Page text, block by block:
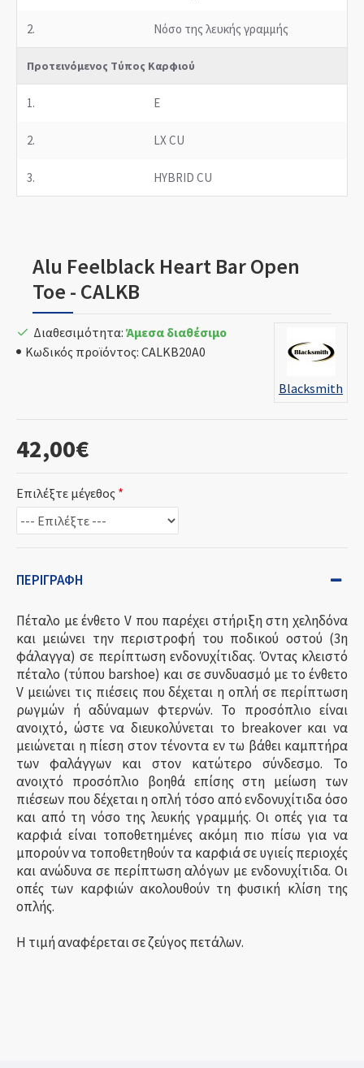
2. Νόσο της λευκής γραμμής
Προτεινόμενος Τύπος Καρφιού
1. E
2. LX CU
3. HYBRID CU
Alu Feelblack Heart Bar Open
Toe - CALKB
42,00€
Διαθεσιμότητα: Άμεσα διαθέσιμο
Κωδικός προϊόντος: CALKB20A0
Blacksmith
Επιλέξτε μέγεθος
ΠΕΡΙΓΡΑΦΉ
Πέταλο με ένθετο V που παρέχει στήριξη στη χεληδόνα
και μειώνει την περιστροφή του ποδικού οστού (3η
φάλαγγα) σε περίπτωση ενδονυχίτιδας. Όντας κλειστό
πέταλο (τύπου barshoe) και σε συνδυασμό με το ένθετο
V μειώνει τις πιέσεις που δέχεται η οπλή σε περίπτωση
ρωγμών ή αδύναμων φτερνών. Το προσόπλιο είναι
ανοιχτό, ώστε να διευκολύνεται το breakover και να
μειώνεται η πίεση στον τένοντα εν τω βάθει καμπτήρα
των φαλάγγων και στον κατώτερο σύνδεσμο. Το
ανοιχτό προσόπλιο βοηθά επίσης στη μείωση των
πιέσεων που δέχεται η οπλή τόσο από ενδονυχίτιδα όσο
και από τη νόσο της λευκής γραμμής. Οι οπές για τα
καρφιά είναι τοποθετημένες ακόμη πιο πίσω για να
μπορούν να τοποθετηθούν τα καρφιά σε υγιείς περιοχές
και ανώδυνα σε περίπτωση αλόγων με ενδονυχίτιδα. Οι
οπές των καρφιών ακολουθούν τη φυσική κλίση της
οπλής.
Η τιμή αναφέρεται σε ζεύγος πετάλων.